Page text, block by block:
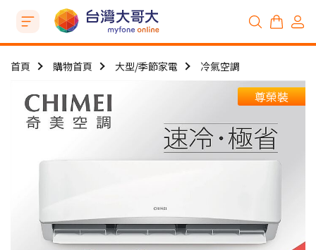
首頁 購物首頁 大型/季節家電 冷氣空調
尊榮裝